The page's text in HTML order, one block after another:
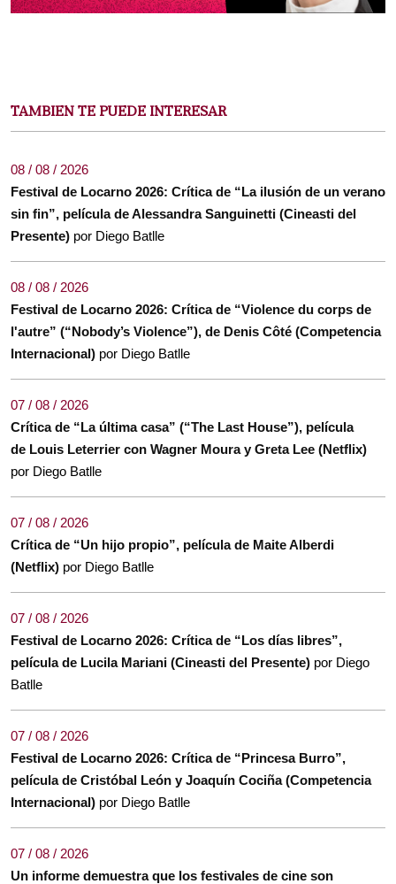
TAMBIEN TE PUEDE INTERESAR
08 / 08 / 2026
Festival de Locarno 2026: Crítica de “La ilusión de un verano
sin fin”, película de Alessandra Sanguinetti (Cineasti del
Presente) por Diego Batlle
08 / 08 / 2026
Festival de Locarno 2026: Crítica de “Violence du corps de
l'autre” (“Nobody’s Violence”), de Denis Côté (Competencia
Internacional) por Diego Batlle
07 / 08 / 2026
Crítica de “La última casa” (“The Last House”), película
de Louis Leterrier con Wagner Moura y Greta Lee (Netflix)
por Diego Batlle
07 / 08 / 2026
Crítica de “Un hijo propio”, película de Maite Alberdi
(Netflix) por Diego Batlle
07 / 08 / 2026
Festival de Locarno 2026: Crítica de “Los días libres”,
película de Lucila Mariani (Cineasti del Presente) por Diego
Batlle
07 / 08 / 2026
Festival de Locarno 2026: Crítica de “Princesa Burro”,
película de Cristóbal León y Joaquín Cociña (Competencia
Internacional) por Diego Batlle
07 / 08 / 2026
Un informe demuestra que los festivales de cine son